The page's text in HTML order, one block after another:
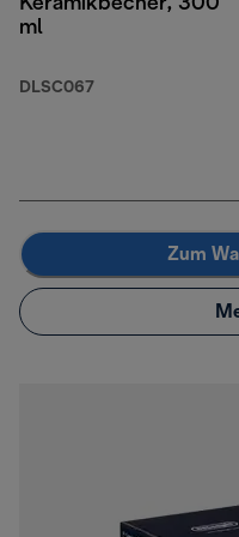
Keramikbecher, 300
ml
DLSC067
Zum